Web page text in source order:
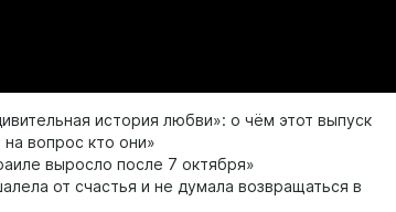
история любви»: о чём этот выпуск
вопрос кто они»
выросло после 7 октября»
от счастья и не думала возвращаться в